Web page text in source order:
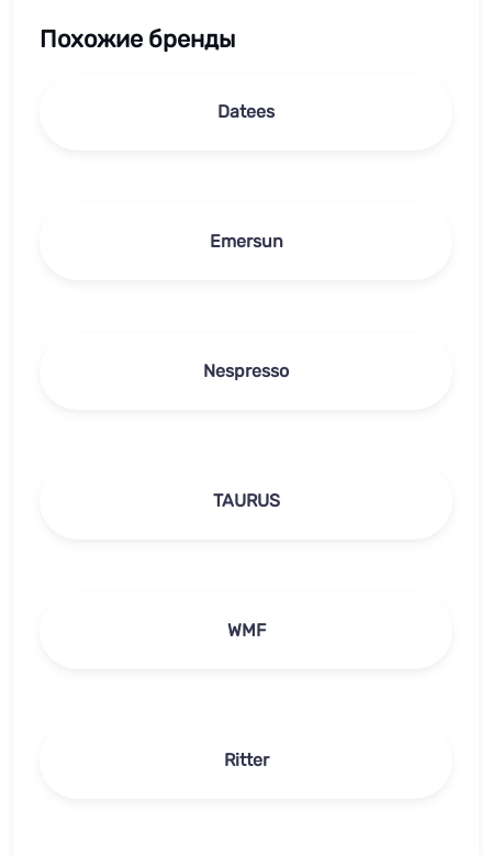
Похожие бренды
Datees
Emersun
Nespresso
TAURUS
WMF
Ritter